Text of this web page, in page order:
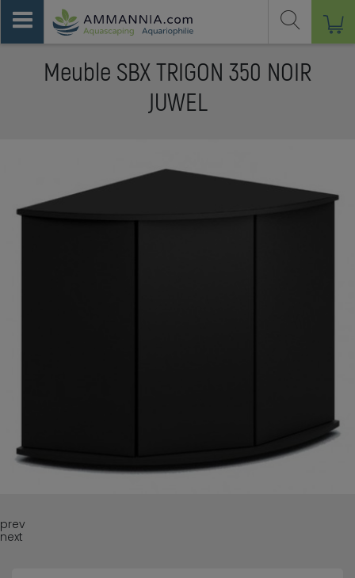
Meuble SBX TRIGON 350 NOIR
JUWEL
prev
next